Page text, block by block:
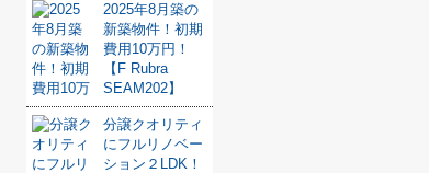
2025年8月築の
新築物件！初期
費用10万円！
【F Rubra
SEAM202】
分譲クオリティ
にフルリノベー
ション２LDK！